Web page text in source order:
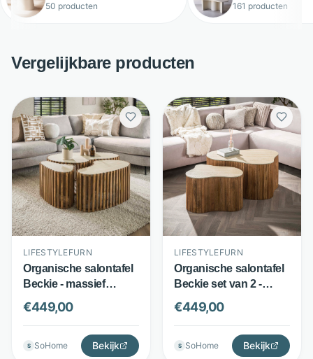
50 producten 161 producten
Vergelijkbare producten
LIFESTYLEFURN
Organische salontafel
Beckie - massief
mangohout en
keramiek - set van 3 -
zandkleur -
LifestyleFurn
€449,00
S SoHome Bekijk
LIFESTYLEFURN
Organische salontafel
Beckie set van 2 -
Mangohout en
keramiek - Travertin-
look blad - Bruin -
LifestyleFurn
€449,00
S SoHome Bekijk